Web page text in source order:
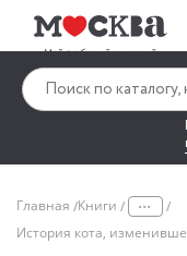
Главная Книги ...
История кота,